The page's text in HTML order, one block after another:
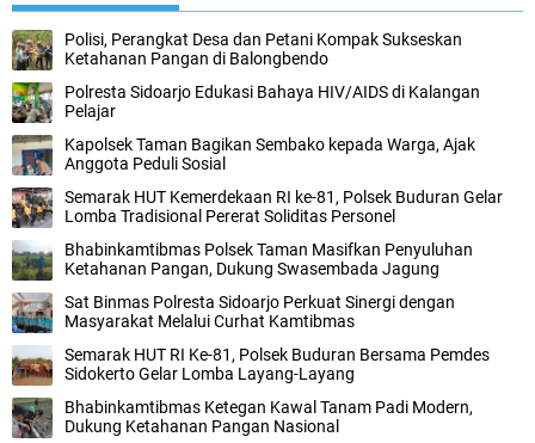
Polisi, Perangkat Desa dan Petani Kompak Sukseskan
Ketahanan Pangan di Balongbendo
Polresta Sidoarjo Edukasi Bahaya HIV/AIDS di Kalangan
Pelajar
Kapolsek Taman Bagikan Sembako kepada Warga, Ajak
Anggota Peduli Sosial
Semarak HUT Kemerdekaan RI ke-81, Polsek Buduran Gelar
Lomba Tradisional Pererat Soliditas Personel
Bhabinkamtibmas Polsek Taman Masifkan Penyuluhan
Ketahanan Pangan, Dukung Swasembada Jagung
Sat Binmas Polresta Sidoarjo Perkuat Sinergi dengan
Masyarakat Melalui Curhat Kamtibmas
Semarak HUT RI Ke-81, Polsek Buduran Bersama Pemdes
Sidokerto Gelar Lomba Layang-Layang
Bhabinkamtibmas Ketegan Kawal Tanam Padi Modern,
Dukung Ketahanan Pangan Nasional